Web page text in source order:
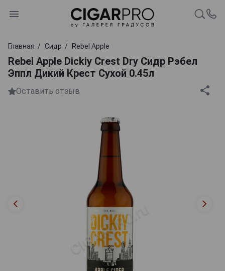
Главная Сидр Rebel Apple
Rebel Apple Dickiy Crest Dry Сидр Рэбел
Эппл Дикий Крест Сухой 0.45л
Оставить отзыв